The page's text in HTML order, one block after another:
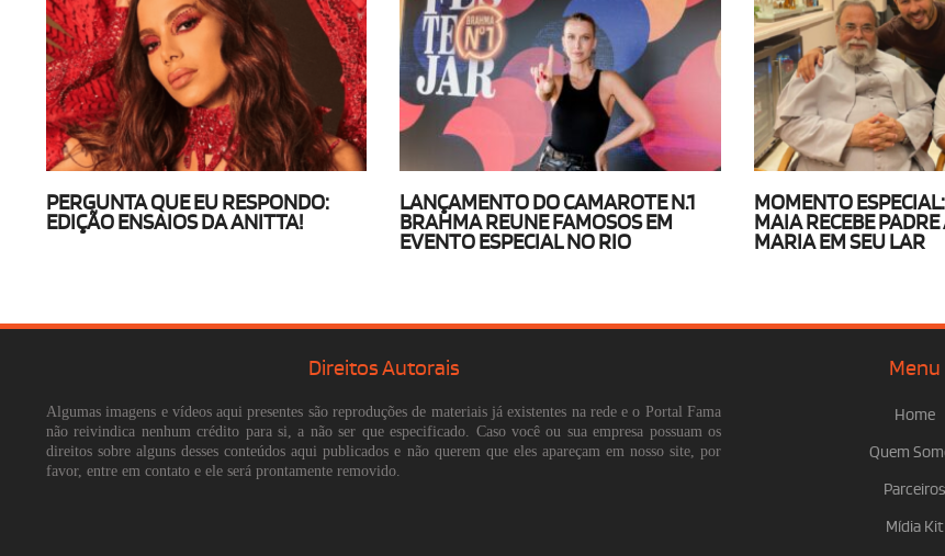
PERGUNTA QUE EU RESPONDO:
EDIÇÃO ENSAIOS DA ANITTA!
LANÇAMENTO DO CAMAROTE N.1
BRAHMA REUNE FAMOSOS EM
EVENTO ESPECIAL NO RIO
MOMENTO
MAIA RECEBE
MARIA EM SEU LAR
Direitos Autorais
Algumas imagens e vídeos aqui presentes são reproduções de materiais já existentes na rede e o Portal Fama
não reivindica nenhum crédito para si, a não ser que especificado. Caso você ou sua empresa possuam os
direitos sobre alguns desses conteúdos aqui publicados e não querem que eles apareçam em nosso site, por
favor, entre em contato e ele será prontamente removido.
Menu
Home
Quem
Parceiros
Mídia Kit